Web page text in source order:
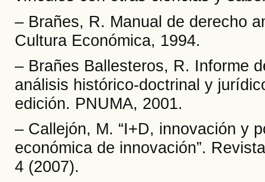
– Brañes, R. Manual de derecho
Cultura Económica, 1994.
– Brañes Ballesteros, R. Informe
análisis histórico-doctrinal y
edición. PNUMA, 2001.
– Callejón, M. “I+D, innovación y
económica de innovación”.
4 (2007).